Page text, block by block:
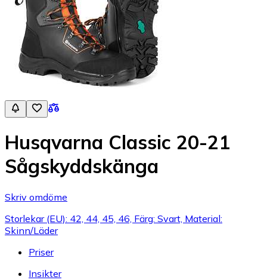
Husqvarna Classic 20-21
Sågskyddskänga
Skriv omdöme
Storlekar (EU): 42, 44, 45, 46, Färg: Svart, Material:
Skinn/Läder
Priser
Insikter